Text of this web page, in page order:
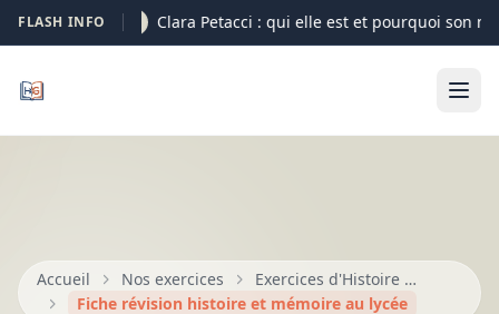
FLASH INFO07-08 Clara Petacci : qui elle est et pourquoi son
Accueil Nos exercices
Exercices d'Histoire — Seconde, Première, Terminale
Fiche révision histoire et mémoire au lycée